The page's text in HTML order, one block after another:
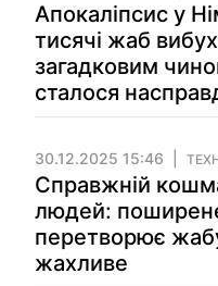
Апокаліпсис у
тисячі жаб
загадковим
сталося
30.12.2025 15:46
Справжній
людей:
перетворює
жахливе